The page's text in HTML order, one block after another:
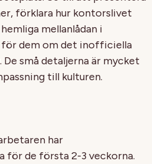
förklara hur kontorslivet
mellanlådan i
dem om det inofficiella
små detaljerna är mycket
till kulturen.
har
för de första 2-3 veckorna.